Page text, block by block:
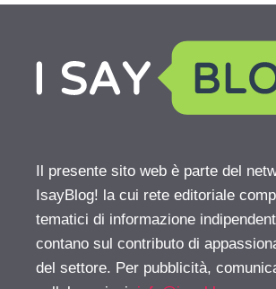
Il presente sito web è parte del
IsayBlog! la cui rete editoriale
tematici di informazione
contano sul contributo di
del settore. Per pubblicità,